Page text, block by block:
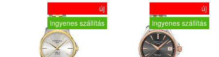
új
ingyenes szállítás
új
ingyenes szállítás